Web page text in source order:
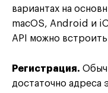
вариантах на
macOS, Android и
API можно
Регистрация.
достаточно адреса